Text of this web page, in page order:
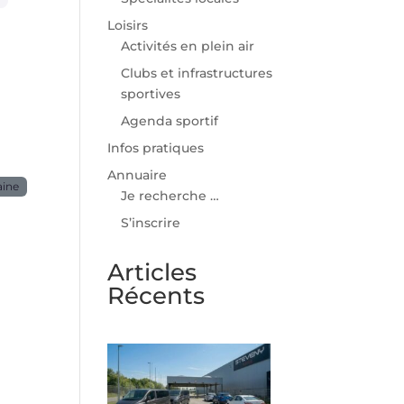
Loisirs
Activités en plein air
Clubs et infrastructures
sportives
Agenda sportif
Infos pratiques
Annuaire
Je recherche …
S’inscrire
Articles
Récents